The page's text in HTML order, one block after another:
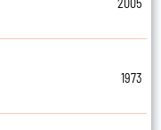
1973